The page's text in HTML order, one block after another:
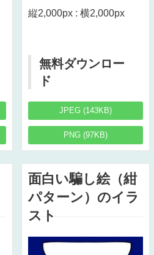
縦2,000px : 横2,000px
無料ダウンロー
ド
JPEG (143KB)
PNG (97KB)
面白い騙し絵（紺
パターン）のイラ
スト